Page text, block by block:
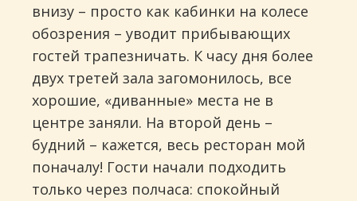
внизу – просто как кабинки на колесе
обозрения – уводит прибывающих
гостей трапезничать. К часу дня более
двух третей зала загомонилось, все
хорошие, «диванные» места не в
центре заняли. На второй день –
будний – кажется, весь ресторан мой
поначалу! Гости начали подходить
только через полчаса: спокойный